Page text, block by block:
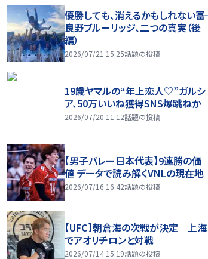
優勝しても、消えるかもしれない――富
良野ブルーリッジ、二つの真実（後
編）
2026/07/21 15:25話題の投稿
19歳ヤマルの“年上恋人♡”ガルシ
ア、50万いいね獲得SNS爆跳ねか
2026/07/20 11:12話題の投稿
【男子バレー日本代表】9連勝の価
値 データで読み解くVNLの現在地
2026/07/16 16:42話題の投稿
【UFC】朝倉海の次戦が決定 上海
でアオリチロンと対戦
2026/07/14 15:19話題の投稿